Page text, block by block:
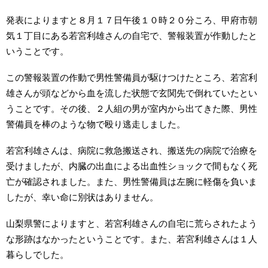
発表によりますと８月１７日午後１０時２０分ころ、甲府市朝
気１丁目にある若宮利雄さんの自宅で、警報装置が作動したと
いうことです。
この警報装置の作動で男性警備員が駆けつけたところ、若宮利
雄さんが頭などから血を流した状態で玄関先で倒れていたとい
うことです。その後、２人組の男が室内から出てきた際、男性
警備員を棒のような物で殴り逃走しました。
若宮利雄さんは、病院に救急搬送され、搬送先の病院で治療を
受けましたが、内臓の出血による出血性ショックで間もなく死
亡が確認されました。また、男性警備員は左腕に軽傷を負いま
したが、幸い命に別状はありません。
山梨県警によりますと、若宮利雄さんの自宅に荒らされたよう
な形跡はなかったということです。また、若宮利雄さんは１人
暮らしでした。